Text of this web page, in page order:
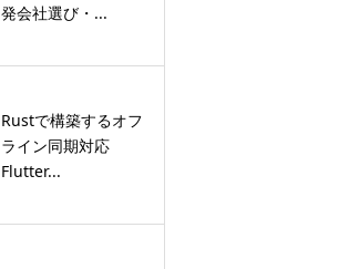
発会社選び・...
Rustで構築するオフ
ライン同期対応
Flutter...